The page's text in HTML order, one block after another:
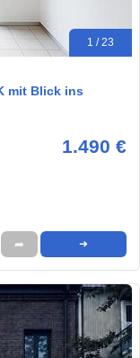
1 / 23
mit Blick ins
1.490 €
➦ ➜